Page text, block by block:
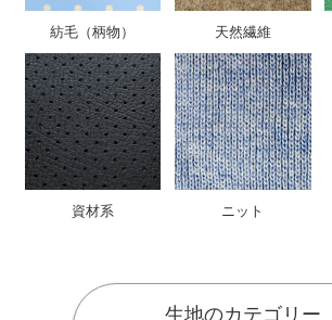
紡毛（柄物） 天然繊維
資材系 ニット
生地のカテゴリー